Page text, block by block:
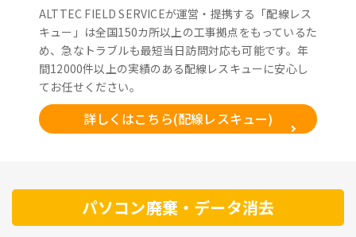
ALTTEC FIELD SERVICEが運営・提携する「配線レス
キュー」は全国150カ所以上の工事拠点をもっているた
め、急なトラブルも最短当日訪問対応も可能です。年
間12000件以上の実績のある配線レスキューに安心し
てお任せください。
詳しくはこちら(配線レスキュー)
パソコン廃棄・データ消去